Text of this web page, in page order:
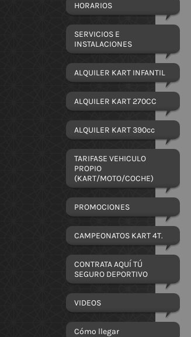
HORARIOS
SERVICIOS E
INSTALACIONES
ALQUILER KART INFANTIL
ALQUILER KART 270CC
ALQUILER KART 390cc
TARIFASE VEHICULO
PROPIO
(KART/MOTO/COCHE)
PROMOCIONES
CAMPEONATOS KART 4T.
CONTRATA AQUÍ TÚ
SEGURO DEPORTIVO
VIDEOS
Cómo llegar